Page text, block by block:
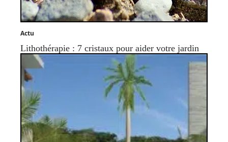
Actu
Lithothérapie : 7 cristaux pour aider votre jardin